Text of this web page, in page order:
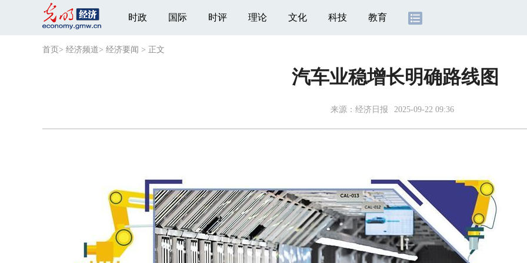
时政 国际 时评 理论 文化 科技 教育
首页 > 经济频道> 经济要闻 > 正文
汽车业稳增长明确路线图
来源： 经济日报 2025-09-22 09:36